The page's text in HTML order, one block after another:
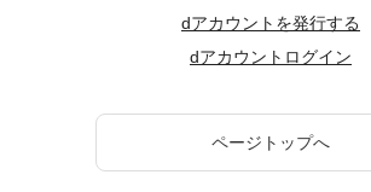
dアカウントを発行する
dアカウントログイン
ページトップへ